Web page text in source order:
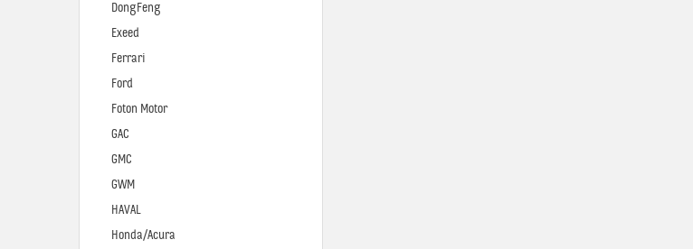
DongFeng
Exeed
Ferrari
Ford
Foton Motor
GAC
GMC
GWM
HAVAL
Honda/Acura